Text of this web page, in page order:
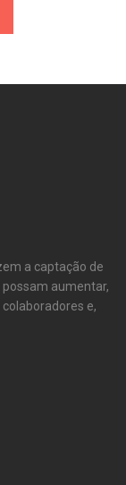
a captação de
e,